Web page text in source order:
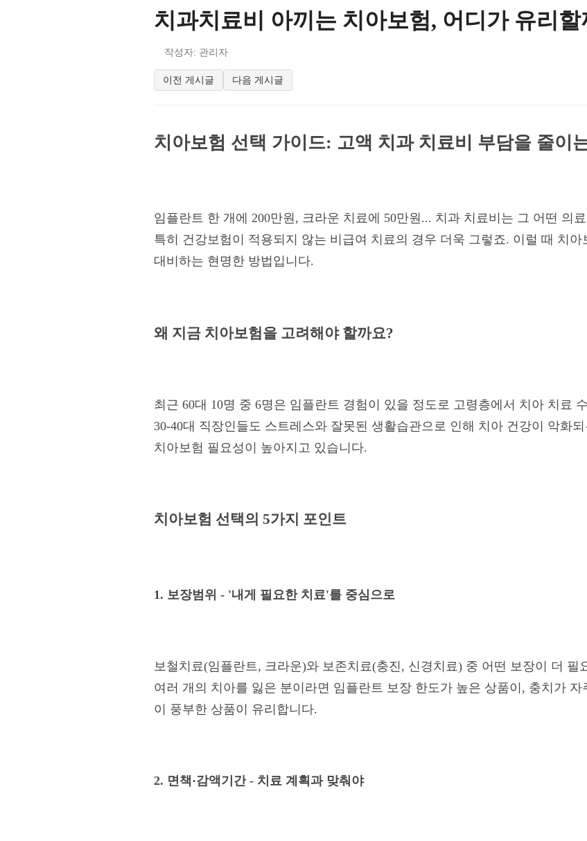
치과치료비 아끼는 치아보험, 어디가 유리할
작성자: 관리자
이전 게시글 다음 게시글
치아보험 선택 가이드: 고액 치과 치료비 부담을 줄이
임플란트 한 개에 200만원, 크라운 치료에 50만원... 치과 치료비는 그 어떤 의
특히 건강보험이 적용되지 않는 비급여 치료의 경우 더욱 그렇죠. 이럴 때 치
대비하는 현명한 방법입니다.
왜 지금 치아보험을 고려해야 할까요?
최근 60대 10명 중 6명은 임플란트 경험이 있을 정도로 고령층에서 치아 치료
30-40대 직장인들도 스트레스와 잘못된 생활습관으로 인해 치아 건강이 악화
치아보험 필요성이 높아지고 있습니다.
치아보험 선택의 5가지 포인트
1. 보장범위 - '내게 필요한 치료'를 중심으로
보철치료(임플란트, 크라운)와 보존치료(충진, 신경치료) 중 어떤 보장이 더 필
여러 개의 치아를 잃은 분이라면 임플란트 보장 한도가 높은 상품이, 충치가
이 풍부한 상품이 유리합니다.
2. 면책·감액기간 - 치료 계획과 맞춰야